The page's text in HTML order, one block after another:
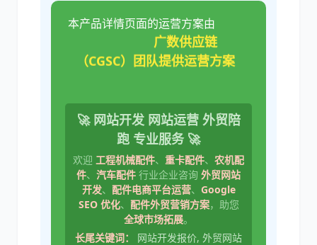
本产品详情页面的运营方案由
广数供应链
（CGSC）团队提供运营方案
🚀 网站开发 网站运营 外贸陪
跑 专业服务 🚀
欢迎 工程机械配件、 重卡配件、 农机配
件、 汽车配件 行业企业咨询 外贸网站
开发、 配件电商平台运营、 Google
SEO 优化、 配件外贸营销方案，助您
全球市场拓展。
长尾关键词：
网站开发报价, 外贸网站